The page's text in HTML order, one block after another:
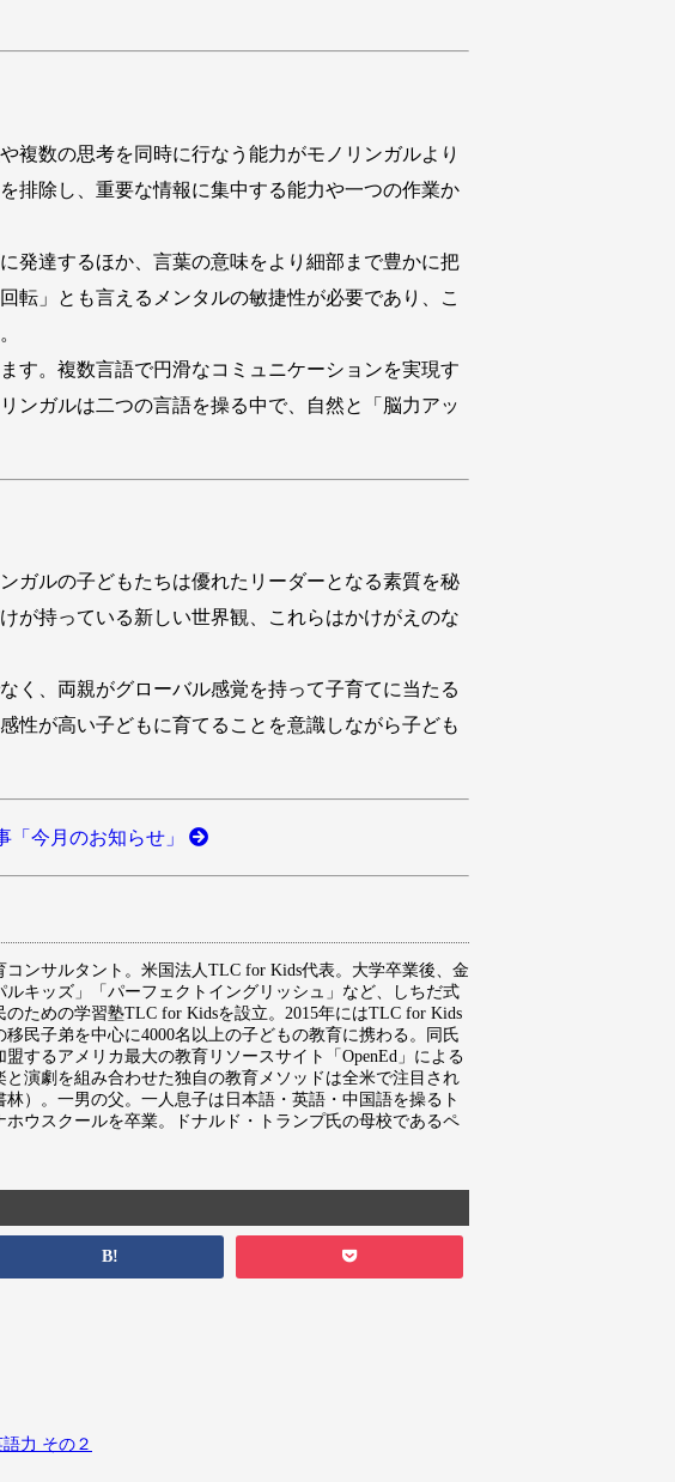
数の思考を同時に行なう能力がモノリンガルより
排除し、重要な情報に集中する能力や一つの作業か
発達するほか、言葉の意味をより細部まで豊かに把
転」とも言えるメンタルの敏捷性が必要であり、こ
す。複数言語で円滑なコミュニケーションを実現す
ンガルは二つの言語を操る中で、自然と「脳力アッ
ガルの子どもたちは優れたリーダーとなる素質を秘
が持っている新しい世界観、これらはかけがえのな
く、両親がグローバル感覚を持って子育てに当たる
性が高い子どもに育てることを意識しながら子ども
「今月のお知らせ」
ンサルタント。米国法人TLC for Kids代表。大学卒業後、金
キッズ」「パーフェクトイングリッシュ」など、しちだ式
ための学習塾TLC for Kidsを設立。2015年にはTLC for Kids
民子弟を中心に4000名以上の子どもの教育に携わる。同氏
するアメリカ最大の教育リソースサイト「OpenEd」による
演劇を組み合わせた独自の教育メソッドは全米で注目され
）。一男の父。一人息子は日本語・英語・中国語を操るト
ウスクールを卒業。ドナルド・トランプ氏の母校であるペ
B!
力 その２